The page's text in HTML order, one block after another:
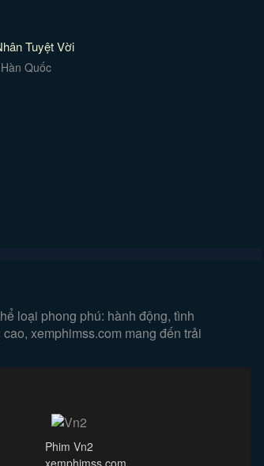
Tuyệt Vời
Quốc
loại phong phú: hành động, tình
xemphimss.com mang đến trải
Phim Vn2
xemphimss.com